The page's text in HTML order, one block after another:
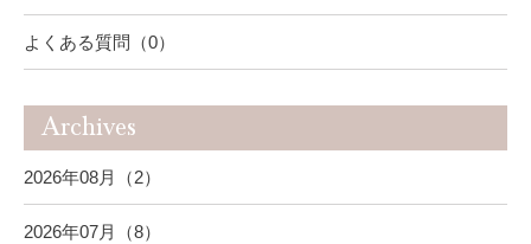
よくある質問（0）
Archives
2026年08月（2）
2026年07月（8）